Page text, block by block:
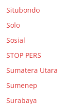
Situbondo
Solo
Sosial
STOP PERS
Sumatera Utara
Sumenep
Surabaya